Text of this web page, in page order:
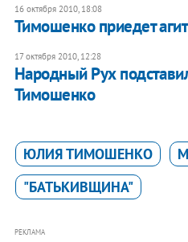
16 октября 2010, 18:08
Тимошенко приедет
17 октября 2010, 12:28
Народный Рух
Тимошенко
ЮЛИЯ ТИМОШЕНКО
"БАТЬКИВЩИНА"
РЕКЛАМА